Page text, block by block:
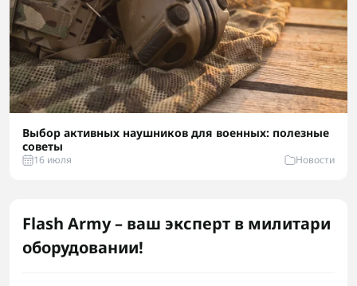
Выбор активных наушников для военных: полезные
советы
16 июля Новости
Flash Army – ваш эксперт в милитари
оборудовании!